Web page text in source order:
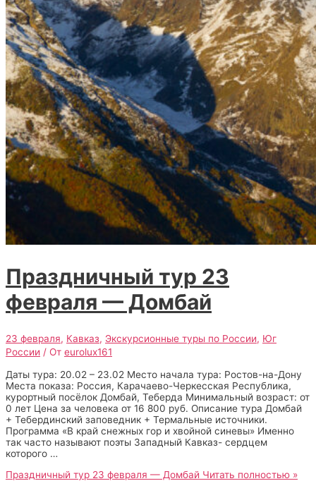
Праздничный тур 23
февраля — Домбай
23 февраля, Кавказ, Экскурсионные туры по России, Юг
России / От eurolux161
Даты тура: 20.02 – 23.02 Место начала тура: Ростов-на-Дону
Места показа: Россия, Карачаево-Черкесская Республика,
курортный посёлок Домбай, Теберда Минимальный возраст: от
0 лет Цена за человека от 16 800 руб. Описание тура Домбай
+ Тебердинский заповедник + Термальные источники.
Программа «В край снежных гор и хвойной синевы» Именно
так часто называют поэты Западный Кавказ- сердцем
которого …
Праздничный тур 23 февраля — Домбай Читать полностью »